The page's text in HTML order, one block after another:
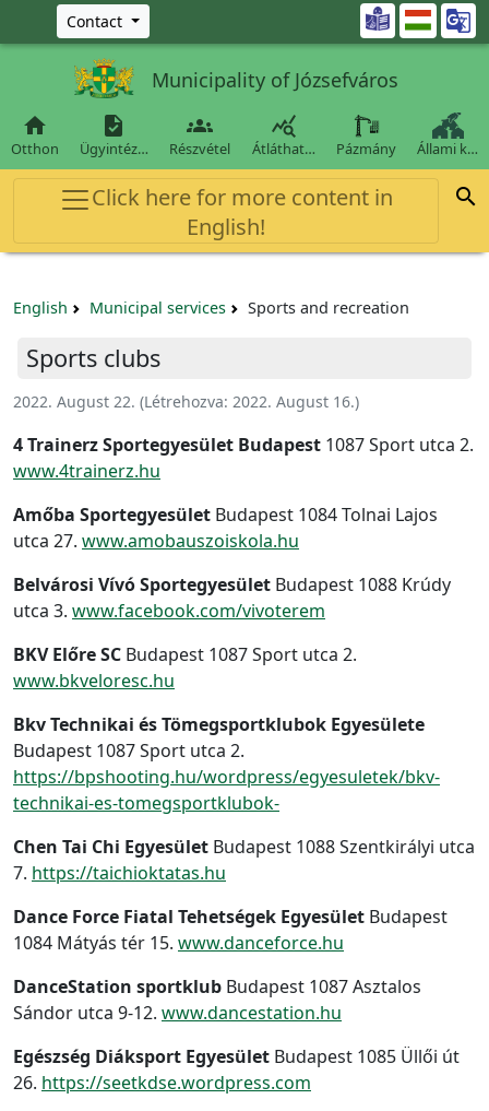
Ugrás a fő tartalomra
Contact 
Municipality of Józsefváros

Otthon

Ügyintéz…

Részvétel

Átláthat… Pázmány Állami k…
Click here for more content in
English!

English Municipal services Sports and recreation
Sports clubs
2022. August 22. (Létrehozva: 2022. August 16.)
4 Trainerz Sportegyesület Budapest 1087 Sport utca 2.
www.4trainerz.hu
Amőba Sportegyesület Budapest 1084 Tolnai Lajos
utca 27. www.amobauszoiskola.hu
Belvárosi Vívó Sportegyesület Budapest 1088 Krúdy
utca 3. www.facebook.com/vivoterem
BKV Előre SC Budapest 1087 Sport utca 2.
www.bkveloresc.hu
Bkv Technikai és Tömegsportklubok Egyesülete
Budapest 1087 Sport utca 2.
https://bpshooting.hu/wordpress/egyesuletek/bkv-
technikai-es-tomegsportklubok-
Chen Tai Chi Egyesület Budapest 1088 Szentkirályi utca
7. https://taichioktatas.hu
Dance Force Fiatal Tehetségek Egyesület Budapest
1084 Mátyás tér 15. www.danceforce.hu
DanceStation sportklub Budapest 1087 Asztalos
Sándor utca 9-12. www.dancestation.hu
Egészség Diáksport Egyesület Budapest 1085 Üllői út
26. https://seetkdse.wordpress.com